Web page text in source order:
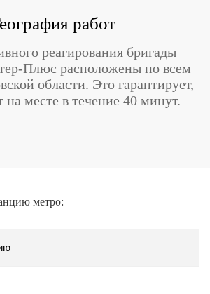
работ
реагирования бригады
Плюс расположены по всем
области. Это гарантирует,
на месте в течение 40 минут.
метро: